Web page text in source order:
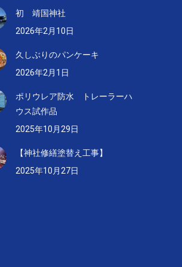
初 靖国神社
2026年2月10日
久しぶりのパンケーキ
2026年2月1日
ポリウレア防水 トレーラーハ
ウス試作品
2025年10月29日
【神社修繕塗替え工事】
2025年10月27日